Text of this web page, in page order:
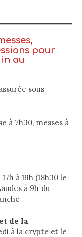
pour
au
sous
à 7h30, messes à
17h à 19h (18h30 le
à 9h du
de la
à la crypte et le